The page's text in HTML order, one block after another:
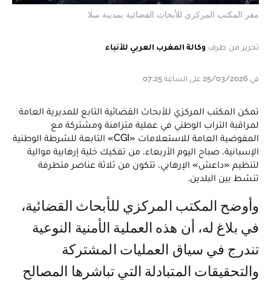
مقر المكتب المركزي للأبحاث القضائية بمدينة سلا
تحرير من طرف وكالة المغرب العربي للأنباء
في 25/03/2026 على الساعة 07:25
تمكن المكتب المركزي للأبحاث القضائية التابع للمديرية العامة
لمراقبة التراب الوطني في عملية متزامنة ومشتركة مع
المفوضية العامة للاستعلامات «CGI» التابعة للشرطة الوطنية
الإسبانية، صباح اليوم الأربعاء، من تفكيك خلية إرهابية موالية
لتنظيم «داعش» الإرهابي، تتكون من ثلاثة عناصر متطرفة
تنشط بين البلدين.
وأوضح المكتب المركزي للأبحاث القضائية،
في بلاغ له، أن هذه العملية الأمنية النوعية
تندرج في سياق العمليات المشتركة
والتحقيقات المتبادلة التي تباشرها المصالح